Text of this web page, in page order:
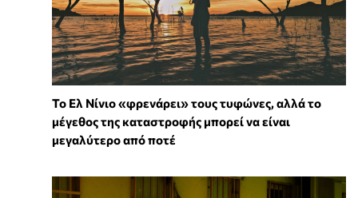
Το Ελ Νίνιο «φρενάρει» τους τυφώνες, αλλά το
μέγεθος της καταστροφής μπορεί να είναι
μεγαλύτερο από ποτέ